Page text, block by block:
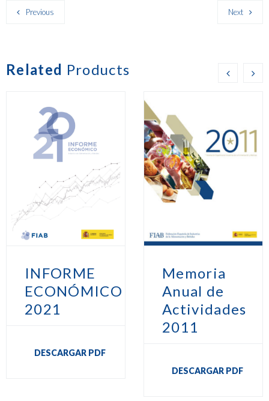
Previous Next
Related Products
INFORME
ECONÓMICO
2021
DESCARGAR PDF
Memoria
Anual de
Actividades
2011
DESCARGAR PDF